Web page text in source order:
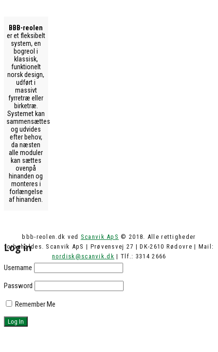
BBB-reolen
er et fleksibelt
system, en
bogreol i
klassisk,
funktionelt
norsk design,
udført i
massivt
fyrretræ eller
birketræ.
Systemet kan
sammensættes
og udvides
efter behov,
da næsten
alle moduler
kan sættes
ovenpå
hinanden og
monteres i
forlængelse
af hinanden.
bbb-reolen.dk ved Scanvik ApS © 2018. Alle rettigheder
forbeholdes. Scanvik ApS | Prøvensvej 27 | DK-2610 Rødovre | Mail:
nordisk@scanvik.dk | Tlf.: 3314 2666
Log in
Username
Password
Remember Me